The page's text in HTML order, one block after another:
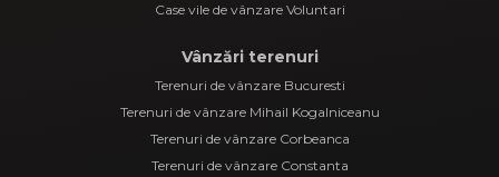
Case vile de vânzare Voluntari
Vânzări terenuri
Terenuri de vânzare Bucuresti
Terenuri de vânzare Mihail Kogalniceanu
Terenuri de vânzare Corbeanca
Terenuri de vânzare Constanta